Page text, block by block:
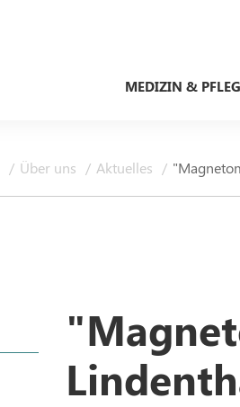
MEDIZIN &
Über uns Aktuelles